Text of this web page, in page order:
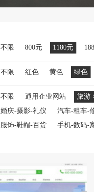
不限 800元 1180元
不限 红色 黄色 绿色
不限 通用企业网站 旅游
婚庆-摄影-礼仪
汽车-租车-
服饰-鞋帽-百货
手机-数码-